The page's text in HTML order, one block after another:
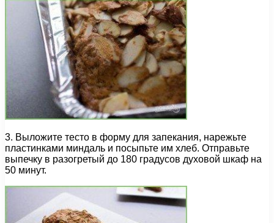
3. Выложите тесто в форму для запекания, нарежьте
пластинками миндаль и посыпьте им хлеб. Отправьте
выпечку в разогретый до 180 градусов духовой шкаф на
50 минут.